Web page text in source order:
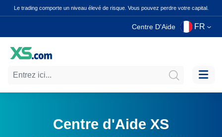
Le trading comporte un niveau élevé de risque. Vous pouvez perdre votre capital.
Centre D'Aide FR
Centre d'Aide XS